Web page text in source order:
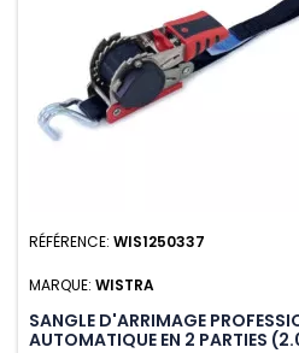
RÉFÉRENCE: WIS1250337
MARQUE: WISTRA
SANGLE D'ARRIMAGE
AUTOMATIQUE EN 2 PARTIES